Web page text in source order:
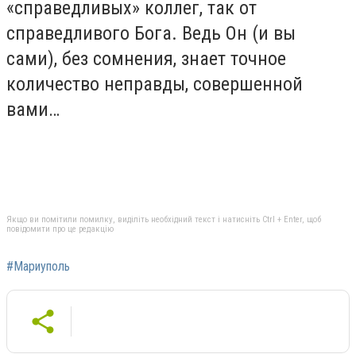
«справедливых» коллег, так от
справедливого Бога. Ведь Он (и вы
сами), без сомнения, знает точное
количество неправды, совершенной
вами…
Якщо ви помітили помилку, виділіть необхідний текст і натисніть Ctrl + Enter, щоб
повідомити про це редакцію
#Мариуполь